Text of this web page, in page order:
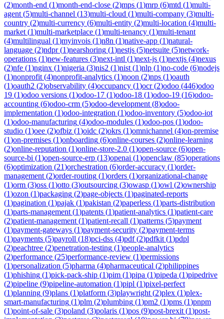
(2)month-end (1)month-end-close (2)mps (1)mrp (6)mtd (1)multi-
agent (5)multi-channel (13)multi-cloud (1)multi-company (3)multi-
country (2)multi-currency (6)multi-entity (2)multi-location (4)multi-
market (1)multi-marketplace (1)multi-tenancy (1)multi-tenant
(4)multilingual (1)myinvois (1)n8n (1)native-app (1)natural-
language (2)ndpr(1)nearshoring (1)nestjs (5)netsuite (5)network-
operations (1)new-features (3)next-intl (1)next-js (1)nextjs (4)nexus
(2)nfe (1)nginx (1)nigeria (3)nis2 (1)nist (1)nlp (1)no-code (6)nodejs
(1)nonprofit (4)nonprofit-analytics (1)noon (2)nps (1)oauth
(1)oauth2 (2)observability (4)occupancy (1)ocr(2)odoo (446)odoo
19 (1)odoo versions (1)odoo-17 (1)odoo-18 (1)odoo-19 (16)odoo-
accounting (6)odoo-crm (5)odoo-development (8)odoo-
implementation (1)odoo-integration (1)odoo-inventory (5)odoo-iot
(1)odoo-manufacturing (4)odoo-modules (1)odoo-pos (1)odoo-
studio (1)oee (2)ofbiz (1)oidc (2)okrs (1)omnichannel (4)on-premise
(1)on-premises (1)onboarding (6)online-courses (2)online-learning
(2)online-reputation (1)online-store-2.0 (1)open-source (6)open-
source-bi (1)open-source-erp (13)openai (1)openclaw (85)operations
(6)optimization (21)orchestration (6)order-accuracy (1)order-
management (2)order-routing (1)orders (1)organizational-change
(1)orm (3)oss (1)otto (3)outsourcing (3)owasp (1)owl (2)ownership
(1)ozon (1)packaging (2)page-objects (1)paginated-reports
(1)pagination (1)pajak (1)pakistan (2)paperless (1)parts-distribution
(1)parts-management (1)patents (1)patient-analytics (1)patient-care
(2)patient-management (1)patient-recall (1)patterns (5)payment
(1)payment-gateways (1)payment-security (2)payment-terms
(1)payments (5)payroll (18)pci-dss (4)pdf(2)pdfkit (1)pdpl
(2)peachtree (2)penetration-testing (1)people-analytics
(2)performance (25)performance-review (1)permissions
(1)personalization (5)pharma (4)pharmaceutical (2)philippines
(1)phishing (1)pick-pack-ship (1)pim (1)pipa (1)pipeda (1)pipedrive
(2)pipeline (9)pipeline-automation (1)pipl (1)pixel-perfect
(1)planning (9)plans (1)platform (3)playwright (2)plex (1)plex-
smart-manufacturing (1)plm (2)plumbing (1)pm2 (1)pms (1)pnpm
(1)point-of-sale (3)poland (3)polaris (1)pos (9)post-brexit (1)post-